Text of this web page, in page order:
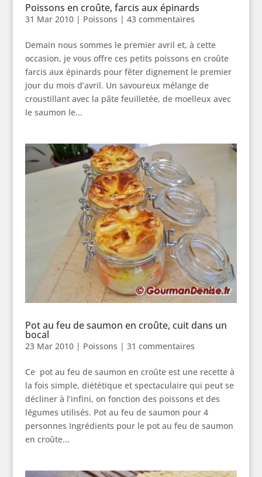
Poissons en croûte, farcis aux épinards
31 Mar 2010| Poissons | 43 commentaires
Demain nous sommes le premier avril et, à cette
occasion, je vous offre ces petits poissons en croûte
farcis aux épinards pour fêter dignement le premier
jour du mois d’avril. Un savoureux mélange de
croustillant avec la pâte feuilletée, de moelleux avec
le saumon le...
Pot au feu de saumon en croûte, cuit dans un
bocal
23 Mar 2010| Poissons | 31 commentaires
Ce pot au feu de saumon en croûte est une recette à
la fois simple, diététique et spectaculaire qui peut se
décliner à l’infini, on fonction des poissons et des
légumes utilisés. Pot au feu de saumon pour 4
personnes Ingrédients pour le pot au feu de saumon
en croûte...